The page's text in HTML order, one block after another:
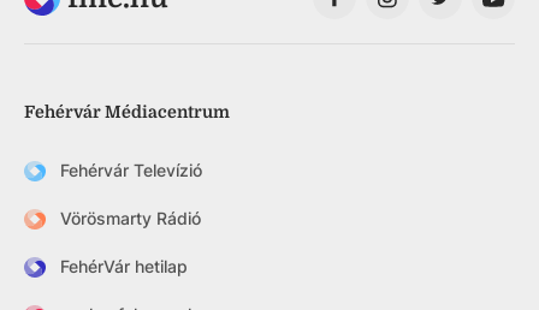
Fehérvár Médiacentrum
Fehérvár Televízió
Vörösmarty Rádió
FehérVár hetilap